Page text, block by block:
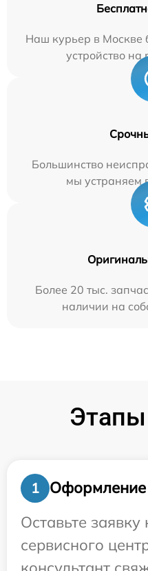
Наш курьер в Москве
устройство на
Большинство
мы устраняем
Более 20 тыс.
наличии на
1
Оформление
Оставьте заявку
сервисного